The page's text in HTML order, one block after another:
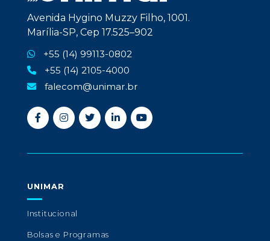
Avenida Hygino Muzzy Filho, 1001.
Marília-SP, Cep 17.525–902
+55 (14) 99113-0802
+55 (14) 2105-4000
falecom@unimar.br
UNIMAR
Institucional
Bolsas e Programas